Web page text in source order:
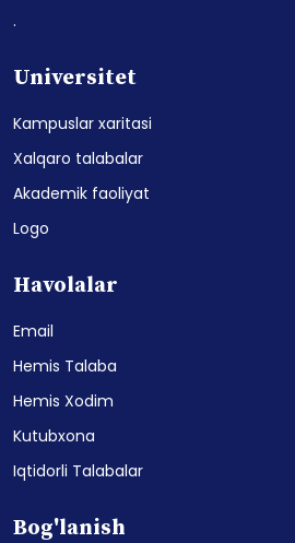
.
Universitet
Kampuslar xaritasi
Xalqaro talabalar
Akademik faoliyat
Logo
Havolalar
Email
Hemis Talaba
Hemis Xodim
Kutubxona
Iqtidorli Talabalar
Bog'lanish